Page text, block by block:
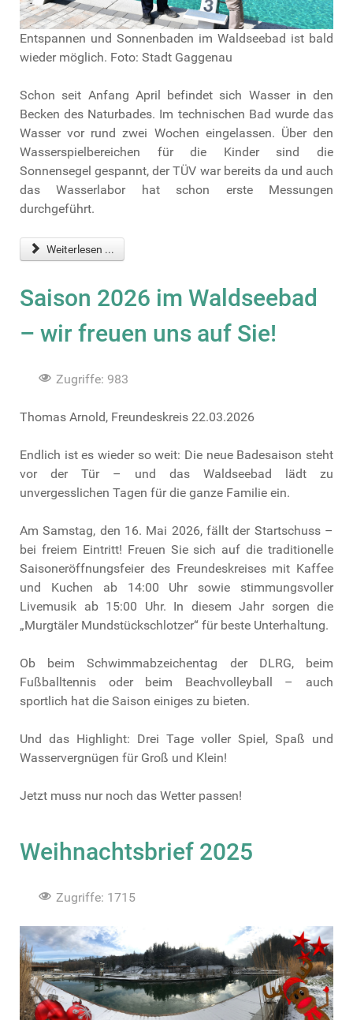
Entspannen und Sonnenbaden im Waldseebad ist bald
wieder möglich. Foto: Stadt Gaggenau
Schon seit Anfang April befindet sich Wasser in den
Becken des Naturbades. Im technischen Bad wurde das
Wasser vor rund zwei Wochen eingelassen. Über den
Wasserspielbereichen für die Kinder sind die
Sonnensegel gespannt, der TÜV war bereits da und auch
das Wasserlabor hat schon erste Messungen
durchgeführt.
Weiterlesen ...
Saison 2026 im Waldseebad
– wir freuen uns auf Sie!
Zugriffe: 983
Thomas Arnold, Freundeskreis 22.03.2026
Endlich ist es wieder so weit: Die neue Badesaison steht
vor der Tür – und das Waldseebad lädt zu
unvergesslichen Tagen für die ganze Familie ein.
Am Samstag, den 16. Mai 2026, fällt der Startschuss –
bei freiem Eintritt! Freuen Sie sich auf die traditionelle
Saisoneröffnungsfeier des Freundeskreises mit Kaffee
und Kuchen ab 14:00 Uhr sowie stimmungsvoller
Livemusik ab 15:00 Uhr. In diesem Jahr sorgen die
„Murgtäler Mundstückschlotzer“ für beste Unterhaltung.
Ob beim Schwimmabzeichentag der DLRG, beim
Fußballtennis oder beim Beachvolleyball – auch
sportlich hat die Saison einiges zu bieten.
Und das Highlight: Drei Tage voller Spiel, Spaß und
Wasservergnügen für Groß und Klein!
Jetzt muss nur noch das Wetter passen!
Weihnachtsbrief 2025
Zugriffe: 1715